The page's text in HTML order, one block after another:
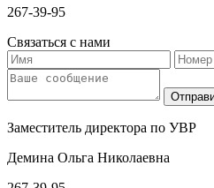
267-39-95
Связаться с нами
Заместитель директора по УВР
Демина Ольга Николаевна